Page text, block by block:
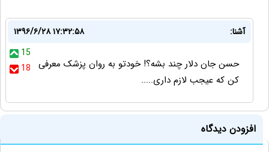
آشنا:
۱۳۹۶/۶/۲۸ ۱۷:۳۲:۵۸
15
18
حسن جان دلار چند بشه؟! خودتو به روان پزشک معرفی
کن که عیجب لازم داری.....
افزودن دیدگاه